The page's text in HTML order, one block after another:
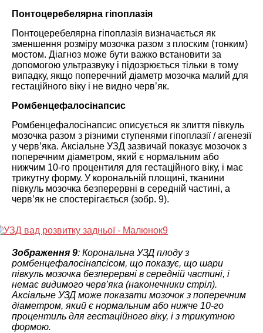
Понтоцеребелярна гіпоплазія
Понтоцеребелярна гіпоплазія визначається як
зменшення розміру мозочка разом з плоским (тонким)
мостом. Діагноз може бути важко встановити за
допомогою ультразвуку і підозрюється тільки в тому
випадку, якщо поперечний діаметр мозочка малий для
гестаційного віку і не видно черв’як.
Ромбенцефалосінапсис
Ромбенцефалосінапсис описується як злиття півкуль
мозочка разом з різними ступенями гіпоплазії / агенезії
у черв’яка. Аксіальне УЗД зазвичай показує мозочок з
поперечним діаметром, який є нормальним або
нижчим 10-го процентиля для гестаційного віку, і має
трикутну форму. У корональній площині, тканини
півкуль мозочка безперервні в середній частині, а
черв’як не спостерігається (зобр. 9).
Зображення 9: Корональна УЗД плоду з
ромбенцефалосінапсісом, що показує, що шари
півкуль мозочка безперервні в середній частині, і
немає видимого черв’яка (наконечники стріл).
Аксіальне УЗД може показати мозочок з поперечним
діаметром, який є нормальним або нижче 10-го
процентиль для гестаційного віку, і з трикутною
формою.